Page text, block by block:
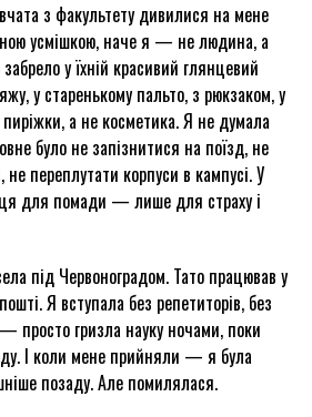
з факультету дивилися на мене
усмішкою, наче я — не людина, а
у їхній красивий глянцевий
у старенькому пальто, з рюкзаком, у
а не косметика. Я не думала
було не запізнитися на поїзд, не
не переплутати корпуси в кампусі. У
для помади — лише для страху і
під Червоноградом. Тато працював у
Я вступала без репетиторів, без
просто гризла науку ночами, поки
І коли мене прийняли — я була
позаду. Але помилялася.